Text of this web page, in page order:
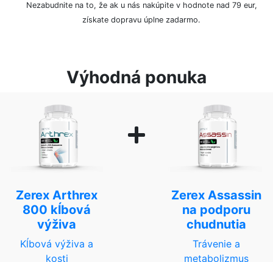
Nezabudnite na to, že ak u nás nakúpite v hodnote nad 79 eur,
získate dopravu úplne zadarmo.
Výhodná ponuka
Zerex Arthrex
800 kĺbová
výživa
Kĺbová výživa a
kosti
Zerex Assassin
na podporu
chudnutia
Trávenie a
metabolizmus